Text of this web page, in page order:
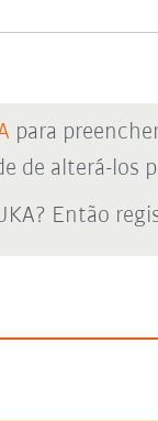
para
de alterá-los
Então